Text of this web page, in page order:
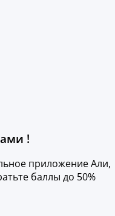
!
приложение Али,
баллы до 50%